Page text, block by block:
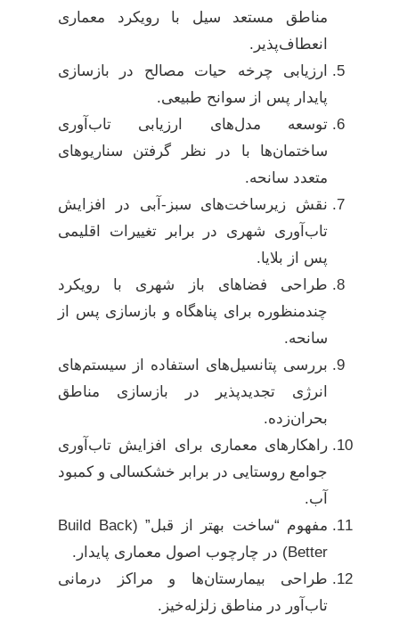
مناطق مستعد سیل با رویکرد معماری
انعطاف‌پذیر.
ارزیابی چرخه حیات مصالح در بازسازی
پایدار پس از سوانح طبیعی.
توسعه مدل‌های ارزیابی تاب‌آوری
ساختمان‌ها با در نظر گرفتن سناریوهای
متعدد سانحه.
نقش زیرساخت‌های سبز-آبی در افزایش
تاب‌آوری شهری در برابر تغییرات اقلیمی
پس از بلایا.
طراحی فضاهای باز شهری با رویکرد
چندمنظوره برای پناهگاه و بازسازی پس از
سانحه.
بررسی پتانسیل‌های استفاده از سیستم‌های
انرژی تجدیدپذیر در بازسازی مناطق
بحران‌زده.
راهکارهای معماری برای افزایش تاب‌آوری
جوامع روستایی در برابر خشکسالی و کمبود
آب.
مفهوم “ساخت بهتر از قبل” (Build Back
Better) در چارچوب اصول معماری پایدار.
طراحی بیمارستان‌ها و مراکز درمانی
تاب‌آور در مناطق زلزله‌خیز.